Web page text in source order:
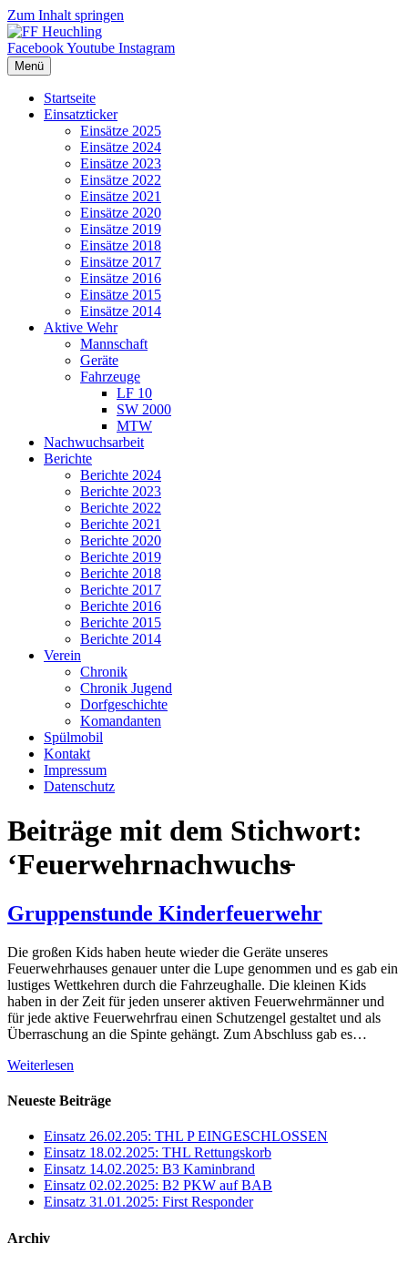
Zum Inhalt springen
FacebookYoutube Instagram
Menü
Startseite
Einsatzticker
Einsätze 2025
Einsätze 2024
Einsätze 2023
Einsätze 2022
Einsätze 2021
Einsätze 2020
Einsätze 2019
Einsätze 2018
Einsätze 2017
Einsätze 2016
Einsätze 2015
Einsätze 2014
Aktive Wehr
Mannschaft
Geräte
Fahrzeuge
LF 10
SW 2000
MTW
Nachwuchsarbeit
Berichte
Berichte 2024
Berichte 2023
Berichte 2022
Berichte 2021
Berichte 2020
Berichte 2019
Berichte 2018
Berichte 2017
Berichte 2016
Berichte 2015
Berichte 2014
Verein
Chronik
Chronik Jugend
Dorfgeschichte
Komandanten
Spülmobil
Kontakt
Impressum
Datenschutz
Beiträge mit dem Stichwort:
‘Feuerwehrnachwuchs̵
Gruppenstunde Kinderfeuerwehr
Die großen Kids haben heute wieder die Geräte unseres
Feuerwehrhauses genauer unter die Lupe genommen und es gab ein
lustiges Wettkehren durch die Fahrzeughalle. Die kleinen Kids
haben in der Zeit für jeden unserer aktiven Feuerwehrmänner und
für jede aktive Feuerwehrfrau einen Schutzengel gestaltet und als
Überraschung an die Spinte gehängt. Zum Abschluss gab es…
Weiterlesen
Neueste Beiträge
Einsatz 26.02.205: THL P EINGESCHLOSSEN
Einsatz 18.02.2025: THL Rettungskorb
Einsatz 14.02.2025: B3 Kaminbrand
Einsatz 02.02.2025: B2 PKW auf BAB
Einsatz 31.01.2025: First Responder
Archiv